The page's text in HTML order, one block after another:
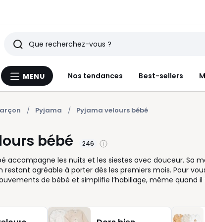
Menu
MENU Nos tendances Best-sellers
Rechercher
Derniers
articles
vus
Pyjama Pyjama velours bébé
bébé 246
accompagne les nuits et les siestes avec douceur. Sa
agréable à porter dès les premiers mois. Pour
de bébé et simplifie l’habillage, même quand il
pensés pour la vie de tous les jours : ouverture
tailles, imprimés tendres ou coloris sobres. Vous
habitudes, pour les nuits à la maison comme pour les
d’avance permet de gérer les changes sans stress. Si